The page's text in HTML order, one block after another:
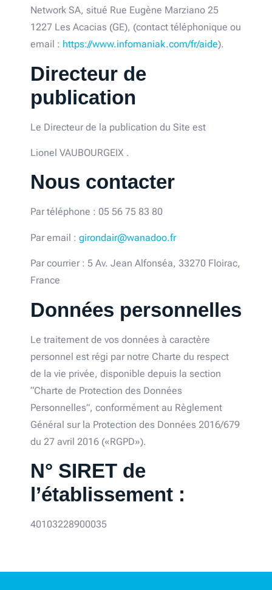
Network SA, situé Rue Eugène Marziano 25
1227 Les Acacias (GE), (contact téléphonique ou
email : https://www.infomaniak.com/fr/aide).
Directeur de
publication
Le Directeur de la publication du Site est
Lionel VAUBOURGEIX .
Nous contacter
Par téléphone : 05 56 75 83 80
Par email : girondair@wanadoo.fr
Par courrier : 5 Av. Jean Alfonséa, 33270 Floirac,
France
Données personnelles
Le traitement de vos données à caractère
personnel est régi par notre Charte du respect
de la vie privée, disponible depuis la section
“Charte de Protection des Données
Personnelles”, conformément au Règlement
Général sur la Protection des Données 2016/679
du 27 avril 2016 («RGPD»).
N° SIRET de
l’établissement :
40103228900035